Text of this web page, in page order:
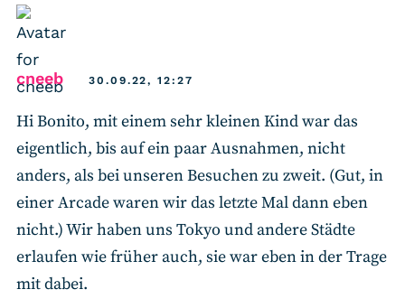
cneebsays:30.09.22, 12:27
Hi Bonito, mit einem sehr kleinen Kind war das
eigentlich, bis auf ein paar Ausnahmen, nicht
anders, als bei unseren Besuchen zu zweit. (Gut, in
einer Arcade waren wir das letzte Mal dann eben
nicht.) Wir haben uns Tokyo und andere Städte
erlaufen wie früher auch, sie war eben in der Trage
mit dabei.